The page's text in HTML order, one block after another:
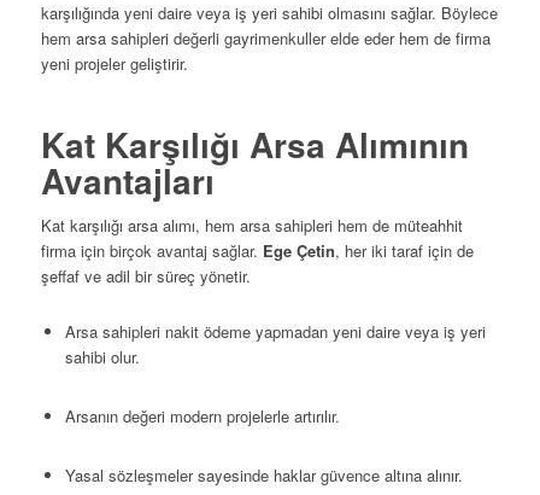
karşılığında yeni daire veya iş yeri sahibi olmasını sağlar. Böylece
hem arsa sahipleri değerli gayrimenkuller elde eder hem de firma
yeni projeler geliştirir.
Kat Karşılığı Arsa Alımının
Avantajları
Kat karşılığı arsa alımı, hem arsa sahipleri hem de müteahhit
firma için birçok avantaj sağlar. Ege Çetin, her iki taraf için de
şeffaf ve adil bir süreç yönetir.
Arsa sahipleri nakit ödeme yapmadan yeni daire veya iş yeri
sahibi olur.
Arsanın değeri modern projelerle artırılır.
Yasal sözleşmeler sayesinde haklar güvence altına alınır.